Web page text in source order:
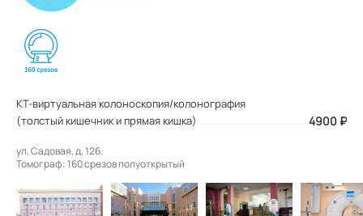
КТ-виртуальная колоноскопия/колонография
(толстый кишечник и прямая кишка)
4900 ₽
ул. Садовая, д. 126.
Томограф: 160 срезов полуоткрытый